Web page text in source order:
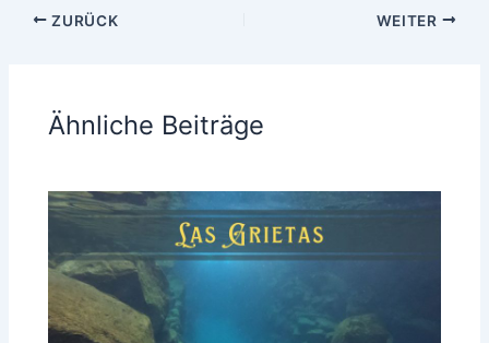
ZURÜCK WEITER
Ähnliche Beiträge